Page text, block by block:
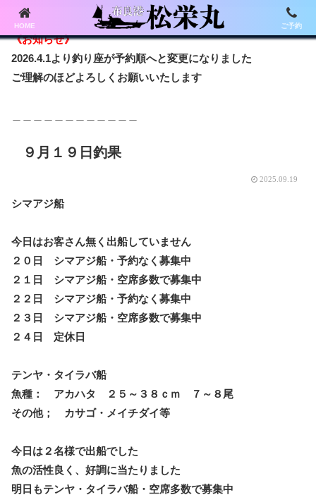
《お知らせ》
2026.4.1より釣り座が予約順へと変更になりました
ご理解のほどよろしくお願いいたします
９月１９日釣果
2025.09.19
シマアジ船
今日はお客さん無く出船していません
２０日 シマアジ船・予約なく募集中
２１日 シマアジ船・空席多数で募集中
２２日 シマアジ船・予約なく募集中
２３日 シマアジ船・空席多数で募集中
２４日 定休日
テンヤ・タイラバ船
魚種： アカハタ ２５～３８ｃｍ ７～８尾
その他； カサゴ・メイチダイ等
今日は２名様で出船でした
魚の活性良く、好調に当たりました
明日もテンヤ・タイラバ船・空席多数で募集中
HOME ご予約